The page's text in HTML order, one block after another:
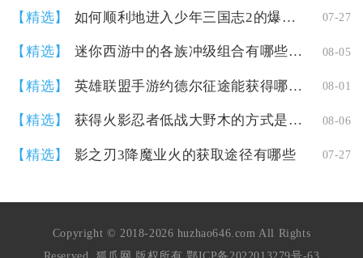
【精选】 如何顺利地进入少年三国志2的爆满区 07-27
【精选】 迷你西游中的各族冲级组合有哪些技巧 08-05
【精选】 英雄联盟手游约德尔征途能获得哪些奖励 08-01
【精选】 获得火影忍者低战大野木的方式是什么 08-06
【精选】 影之刃3降魔业火的获取途径有哪些 07-27
Copyright © 2018-2026 huzhao646.com All Rights
Reserved. 狐爪网 版权所有 鄂ICP备2022013279号-63